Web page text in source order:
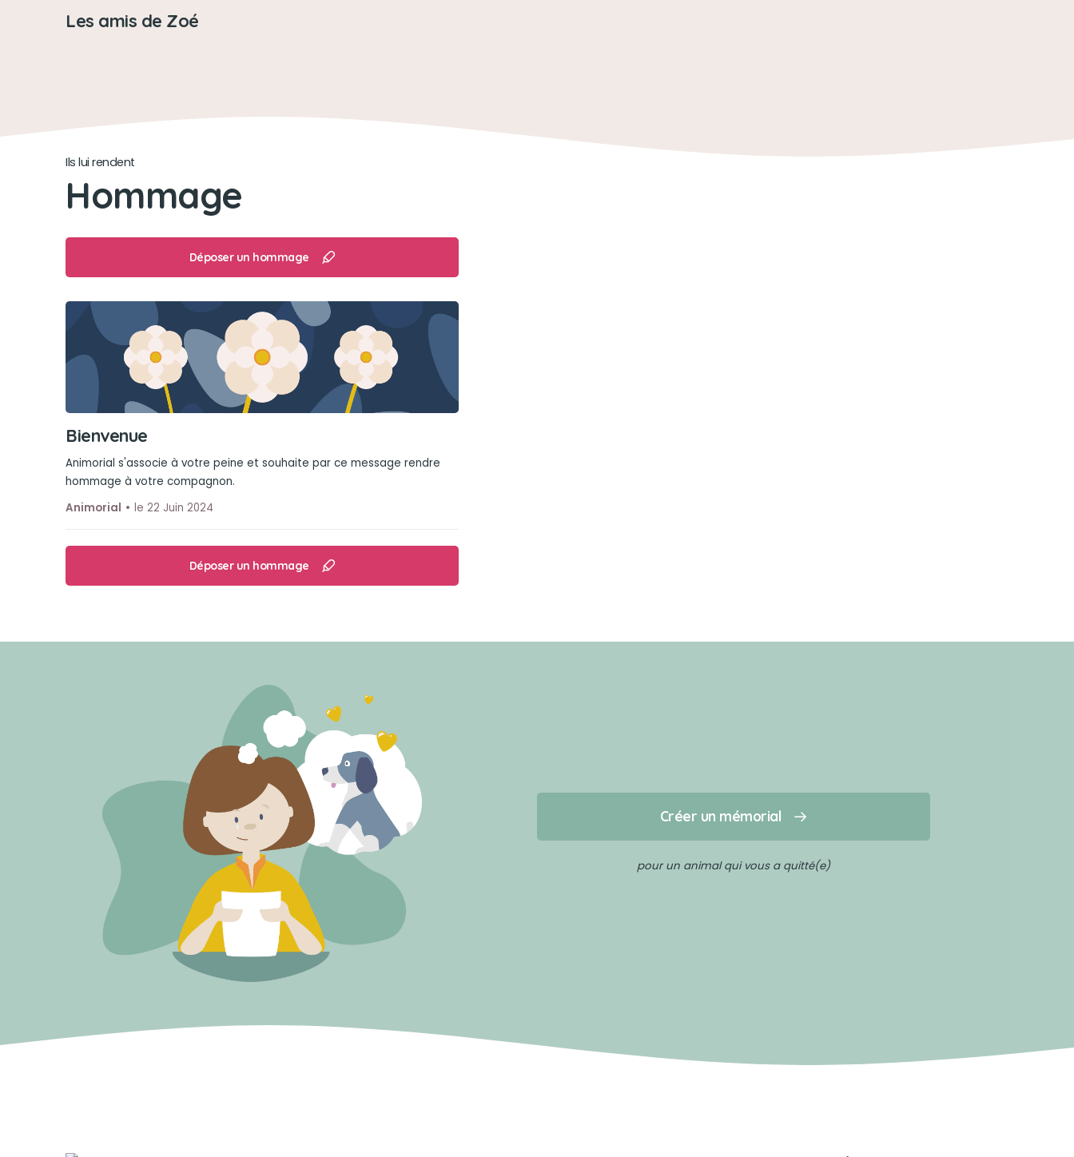
Les amis de Zoé
Ils lui rendent
Hommage
Déposer un hommage
Bienvenue
Animorial s'associe à votre peine et souhaite par ce message rendre
hommage à votre compagnon.
Animorial
le 22 Juin 2024
Déposer un hommage
Créer un mémorial
pour un animal qui vous a quitté(e)